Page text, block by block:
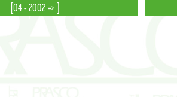
[04 - 2002 => ]